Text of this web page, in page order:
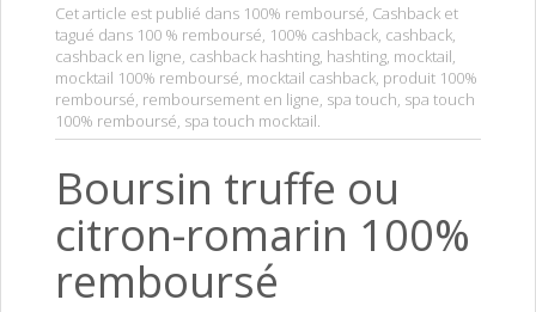
Cet article est publié dans 100% remboursé Cashback et
tagué dans 100 % remboursé 100% cashback cashback
cashback en ligne cashback hashting hashting mocktail
mocktail 100% remboursé mocktail cashback produit 100%
remboursé remboursement en ligne spa touch spa touch
100% remboursé spa touch mocktail
Boursin truffe ou
citron-romarin 100%
remboursé